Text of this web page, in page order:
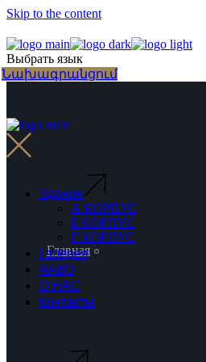
Skip to the content
Выбрать язык
Նախագրանցում
Главная
Здание
А КОРПУС
Б КОРПУС
Г КОРПУС
Галерея
ЧАВО
О НАС
Контакты